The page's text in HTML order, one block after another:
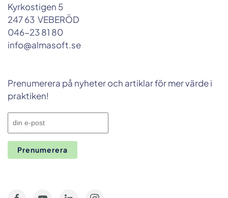
Kyrkostigen 5
247 63 VEBERÖD
046-23 81 80
info@almasoft.se
Prenumerera på nyheter och artiklar för mer värde i
praktiken!
Prenumerera